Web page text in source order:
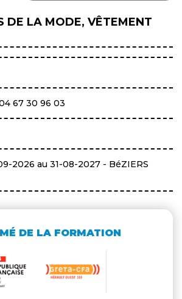
DE LA MODE, VÊTEMENT
67 30 96 03
2026 au 31-08-2027 - BéZIERS
DE LA FORMATION